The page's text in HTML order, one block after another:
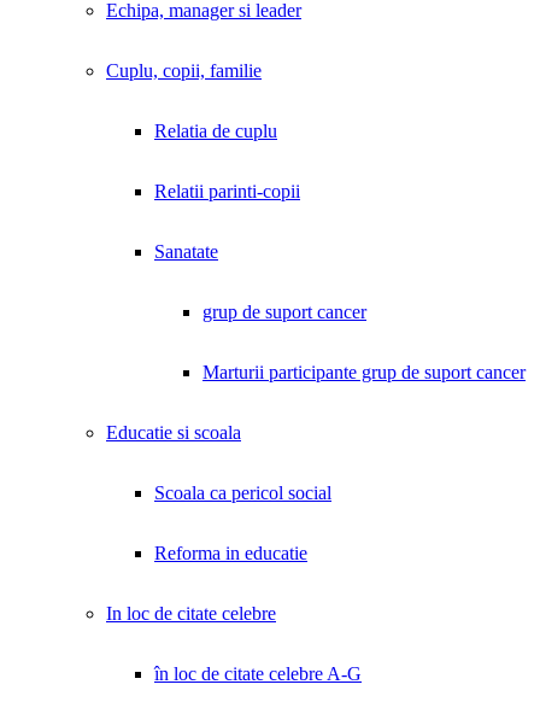
Echipa, manager si leader
Cuplu, copii, familie
Relatia de cuplu
Relatii parinti-copii
Sanatate
grup de suport cancer
Marturii participante grup de suport cancer
Educatie si scoala
Scoala ca pericol social
Reforma in educatie
In loc de citate celebre
în loc de citate celebre A-G